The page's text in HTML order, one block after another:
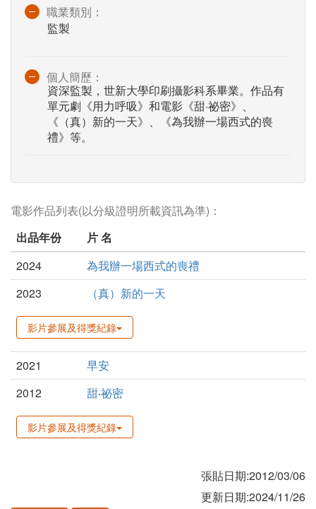
職業類別：
監製
個人簡歷：
資深監製，世新大學印刷攝影科系畢業。作品有
單元劇《用力呼吸》和電影《甜·祕密》、
《（真）新的一天》、《為我辦一場西式的喪
禮》等。
電影作品列表(以分級證明所載資訊為準)：
出品年份
片 名
2024
為我辦一場西式的喪禮
2023
（真）新的一天
影片參展及得獎紀錄
2021
早安
2012
甜‧祕密
影片參展及得獎紀錄
張貼日期:2012/03/06
更新日期:2024/11/26